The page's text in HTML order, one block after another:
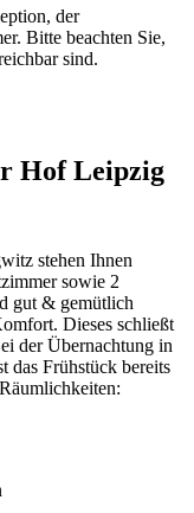
der
Bitte beachten Sie,
sind.
Hof Leipzig
stehen Ihnen
sowie 2
gut & gemütlich
Dieses schließt
der Übernachtung in
das Frühstück bereits